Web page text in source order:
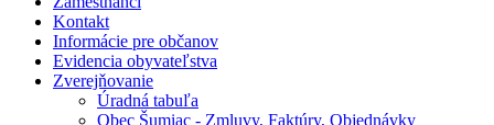
Kontakt
Informácie pre občanov
Evidencia obyvateľstva
Zverejňovanie
Úradná tabuľa
Obec Šumiac - Zmluvy, Faktúry, Objednávky